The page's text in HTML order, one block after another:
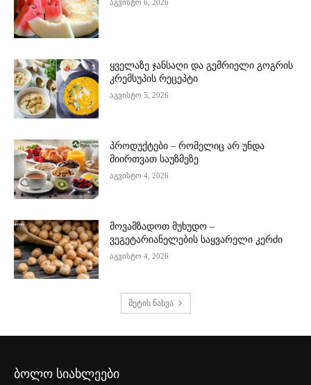
აგვისტო 6, 2026
ყველაზე ჯანსაღი და გემრიელი გოგრის
კრემსუპის რეცეპტი
აგვისტო 5, 2026
პროდუქტები – რომელიც არ უნდა
მიირთვათ საუზმეზე
აგვისტო 4, 2026
მოვამზადოთ მუხუდო –
ვეგეტარიანელების საყვარელი კერძი
აგვისტო 4, 2026
მეტის ნახვა
ბოლო სიახლეები